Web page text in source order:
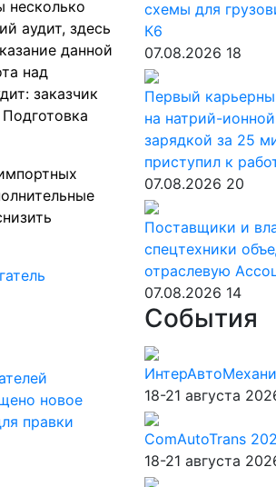
несколько
аудит, здесь
данной
над
заказчик
новое
правки
схемы для
К6
07.08.2026 18
Первый
на натрий-
зарядкой за 25
приступил к
07.08.2026 20
Поставщики и
спецтехники
отраслевую
07.08.2026 14
События
18-21 августа
ComAutoTrans
18-21 августа